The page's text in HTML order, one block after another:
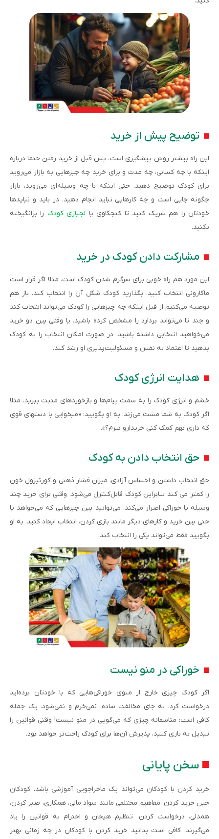
توضیح پیش از خرید
این راه بیشتر روش پیشگیری است، پس قبل از خرید رفتن حتما درباره
اینکه با چه کسانی، چه مدت و برای خرید چه چیزهایی به بازار می‌روید
برای کودک توضیح دهید. حتی اینکه با چه وسیله‌ای می‌روید، بازار
چگونه جایی است و چه کارهایی نباید انجام دهید. در باید و نبایدها
خودتان را هم شریک کنید تا کنجکاوی یا لجبازی کودک را برانگیخته
نکنید.
مشارکت دادن کودک در خرید
این مورد هم راه خوبی برای سرگرم شدن کودک است. مثلا اگر قرار است
ماکارونی انتخاب کنید، بگذارید کودک شکل آن را انتخاب کند. باز هم
توصیه می‌کنیم از قبل اینکه چه چیزهایی را کودک می‌تواند انتخاب کند
و چند تا می‌تواند بردارد را مشخص کرده باشید. یا وقتی بین دو خرید
می‌خواهید انتخابی داشته باشید، در صورت امکان انتخاب را به کودک
بدهید تا اعتماد به نفس و مسئولیت‌پذیری او رشد کند.
هدایت انرژی کودک
خشم و انرژی کودک را به سمت پیام‌ها و بازخوردهای مثبت ببرید. مثلا
اگر کودک به شما مشت می‌زند، به او بگویید: «میخوایی با دستهای قوی
که داری بهم کمک کنی خریدارو ببرم؟».
حق انتخاب دادن به کودک
حق انتخاب داشتن و احساس آزادی، میزان فشار ذهنی و کورتیزول خون
را کمتر می کند بنابراین کودک قابل‌کنترل می‌شود. وقتی برای خرید چند
وسیله یا خوراکی اصرار می‌کند، می‌توانید بین چیزهایی که می‌خواهد یا
حتی بین خرید و کارهای دیگر مانند بازی کردن، انتخاب ایجاد کنید. به او
بگویید فقط می‌تواند یکی را انتخاب کند.
خوراکی در منو نیست
اگر کودک چیزی خارج از منوی خوراکی‌هایی که با خودتان برده‌اید
درخواست کرد، به جای مخالفت ساده، نمی‌خرم و نمی‌شود، یک جمله
کافی است: متاسفانه چیزی که می‌گویی در منو نیست! وقتی قوانین را
تبدیل به بازی کنید، پذیرش آن‌ها برای کودک راحت‌تر خواهد بود.
سخن پایانی
خرید کردن با کودکان می‌تواند یک ماجراجویی آموزشی باشد. کودکان
حین خرید کردن، مفاهیم مختلفی مانند سواد مالی، همکاری، صبر کردن،
همدلی، درخواست کردن، تنظیم هیجان و احترام به قوانین را یاد
می‌گیرند. کافی است بدانید خرید کردن با کودکان در چه زمانی بهتر